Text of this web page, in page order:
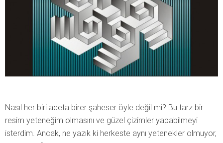
Nasıl her biri adeta birer şaheser öyle değil mi? Bu tarz bir
resim yeteneğim olmasını ve güzel çizimler yapabilmeyi
isterdim. Ancak, ne yazık ki herkeste aynı yetenekler olmuyor,